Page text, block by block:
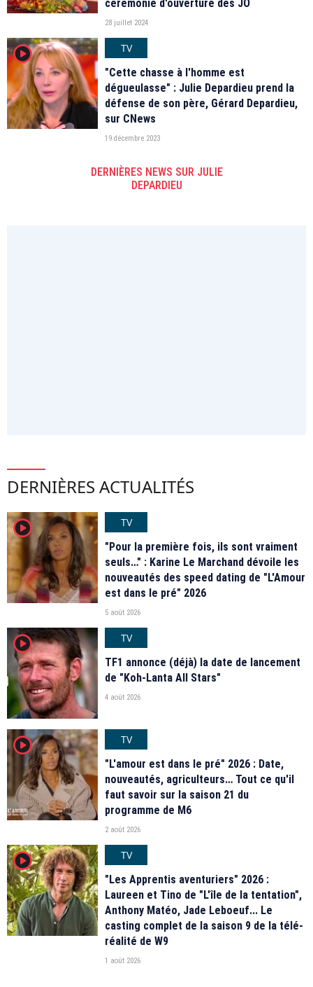
cérémonie d'ouverture des JO
28 juillet 2024
player2
TV
"Cette chasse à l'homme est
dégueulasse" : Julie Depardieu prend la
défense de son père, Gérard Depardieu,
sur CNews
19 décembre 2023
DERNIÈRES NEWS SUR JULIE
DEPARDIEU
DERNIÈRES ACTUALITÉS
player2
TV
"Pour la première fois, ils sont vraiment
seuls…" : Karine Le Marchand dévoile les
nouveautés des speed dating de "L'Amour
est dans le pré" 2026
5 août 2026
player2
TV
TF1 annonce (déjà) la date de lancement
de "Koh-Lanta All Stars"
4 août 2026
player2
TV
"L'amour est dans le pré" 2026 : Date,
nouveautés, agriculteurs… Tout ce qu'il
faut savoir sur la saison 21 du
programme de M6
2 août 2026
player2
TV
"Les Apprentis aventuriers" 2026 :
Laureen et Tino de "L'île de la tentation",
Anthony Matéo, Jade Leboeuf... Le
casting complet de la saison 9 de la télé-
réalité de W9
1 août 2026